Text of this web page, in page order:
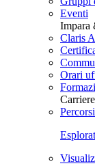
Eventi
Impara
Claris
Orari